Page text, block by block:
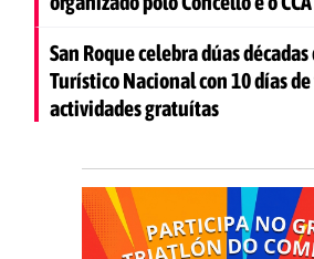
San Roque celebra dúas
Turístico Nacional con 10 días
actividades gratuítas